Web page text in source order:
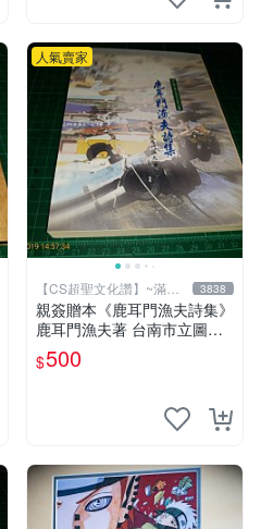
人氣賣家
【CS超聖文化讚】~滿千
元送運
3838
親簽贈本《鹿耳門漁夫詩集》
鹿耳門漁夫著 台南市立圖書
館 民國91年 【CS超聖文化
讚】
$500